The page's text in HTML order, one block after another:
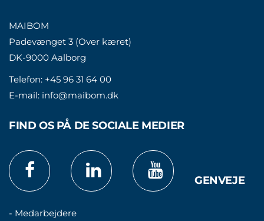
MAIBOM
Padevænget 3 (Over kæret)
DK-9000 Aalborg
Telefon: +45 96 31 64 00
E-mail: info@maibom.dk
FIND OS PÅ DE SOCIALE MEDIER
GENVEJE
- Medarbejdere